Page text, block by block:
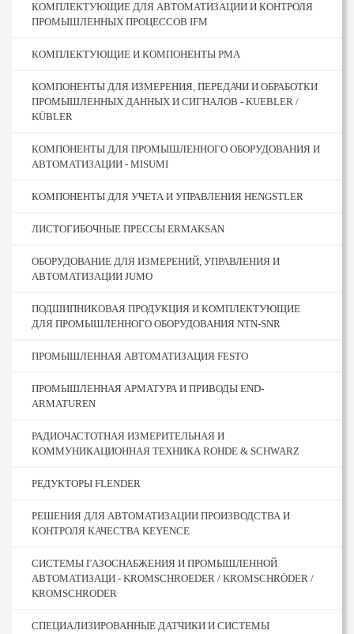
КОМПЛЕКТУЮЩИЕ ДЛЯ АВТОМАТИЗАЦИИ И КОНТРОЛЯ
ПРОМЫШЛЕННЫХ ПРОЦЕССОВ IFM
КОМПЛЕКТУЮЩИЕ И КОМПОНЕНТЫ PMA
КОМПОНЕНТЫ ДЛЯ ИЗМЕРЕНИЯ, ПЕРЕДАЧИ И ОБРАБОТКИ
ПРОМЫШЛЕННЫХ ДАННЫХ И СИГНАЛОВ - KUEBLER /
KÜBLER
КОМПОНЕНТЫ ДЛЯ ПРОМЫШЛЕННОГО ОБОРУДОВАНИЯ И
АВТОМАТИЗАЦИИ - MISUMI
КОМПОНЕНТЫ ДЛЯ УЧЕТА И УПРАВЛЕНИЯ HENGSTLER
ЛИСТОГИБОЧНЫЕ ПРЕССЫ ERMAKSAN
ОБОРУДОВАНИЕ ДЛЯ ИЗМЕРЕНИЙ, УПРАВЛЕНИЯ И
АВТОМАТИЗАЦИИ JUMO
ПОДШИПНИКОВАЯ ПРОДУКЦИЯ И КОМПЛЕКТУЮЩИЕ
ДЛЯ ПРОМЫШЛЕННОГО ОБОРУДОВАНИЯ NTN-SNR
ПРОМЫШЛЕННАЯ АВТОМАТИЗАЦИЯ FESTO
ПРОМЫШЛЕННАЯ АРМАТУРА И ПРИВОДЫ END-
ARMATUREN
РАДИОЧАСТОТНАЯ ИЗМЕРИТЕЛЬНАЯ И
КОММУНИКАЦИОННАЯ ТЕХНИКА ROHDE & SCHWARZ
РЕДУКТОРЫ FLENDER
РЕШЕНИЯ ДЛЯ АВТОМАТИЗАЦИИ ПРОИЗВОДСТВА И
КОНТРОЛЯ КАЧЕСТВА KEYENCE
СИСТЕМЫ ГАЗОСНАБЖЕНИЯ И ПРОМЫШЛЕННОЙ
АВТОМАТИЗАЦИ - KROMSCHROEDER / KROMSCHRÖDER /
KROMSCHRODER
СПЕЦИАЛИЗИРОВАННЫЕ ДАТЧИКИ И СИСТЕМЫ